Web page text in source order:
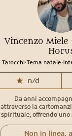
Vincenzo
Tarocchi.Tema natale.
n/d
Da anni
attraverso la
spirituale, offrendo uno
è unico e nasce
Non in linea,